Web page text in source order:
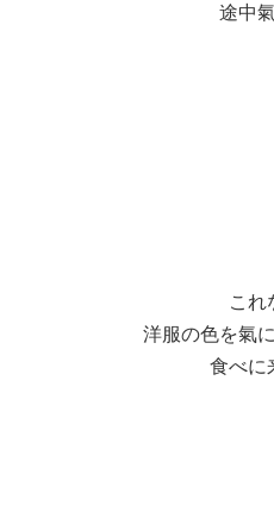
途中
これ
洋服の色を氣
食べに